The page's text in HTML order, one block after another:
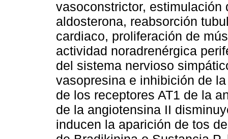
vasoconstrictor,
aldosterona, reabsorción
cardiaco, proliferación de
actividad noradrenérgica
del sistema nervioso
vasopresina e inhibición de
de los receptores AT1 de la
de la angiotensina II
inducen la aparición de tos